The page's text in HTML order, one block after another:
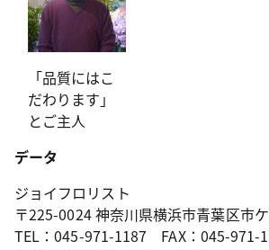
「品質にはこ
だわります」
とご主人
データ
ジョイフロリスト
〒225-0024 神奈川県横浜市青葉区市
TEL：045-971-1187 FAX：045-971-